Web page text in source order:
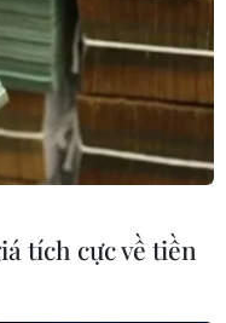
tích cực về tiền